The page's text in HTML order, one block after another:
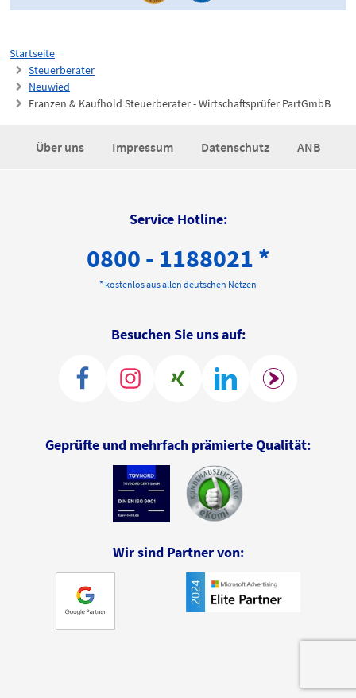
Startseite
Steuerberater
Neuwied
Franzen & Kaufhold Steuerberater - Wirtschaftsprüfer PartGmbB
Über uns Impressum Datenschutz ANB
Service Hotline:
0800 - 1188021 *
* kostenlos aus allen deutschen Netzen
Besuchen Sie uns auf:
Geprüfte und mehrfach prämierte Qualität:
Wir sind Partner von: